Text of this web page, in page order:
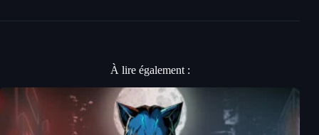
À lire également :